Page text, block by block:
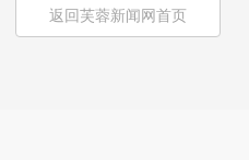
返回芙蓉新闻网首页